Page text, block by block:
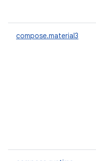
compose.material3